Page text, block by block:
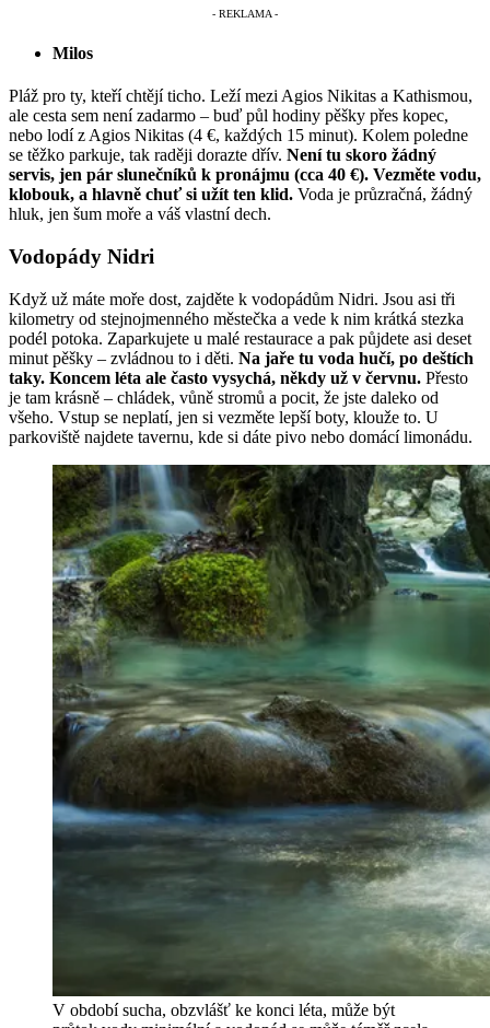
Milos
Pláž pro ty, kteří chtějí ticho. Leží mezi Agios Nikitas a Kathismou,
ale cesta sem není zadarmo – buď půl hodiny pěšky přes kopec,
nebo lodí z Agios Nikitas (4 €, každých 15 minut). Kolem poledne
se těžko parkuje, tak raději dorazte dřív. Není tu skoro žádný
servis, jen pár slunečníků k pronájmu (cca 40 €). Vezměte vodu,
klobouk, a hlavně chuť si užít ten klid. Voda je průzračná, žádný
hluk, jen šum moře a váš vlastní dech.
Vodopády Nidri
Když už máte moře dost, zajděte k vodopádům Nidri. Jsou asi tři
kilometry od stejnojmenného městečka a vede k nim krátká stezka
podél potoka. Zaparkujete u malé restaurace a pak půjdete asi deset
minut pěšky – zvládnou to i děti. Na jaře tu voda hučí, po deštích
taky. Koncem léta ale často vysychá, někdy už v červnu. Přesto
je tam krásně – chládek, vůně stromů a pocit, že jste daleko od
všeho. Vstup se neplatí, jen si vezměte lepší boty, klouže to. U
parkoviště najdete tavernu, kde si dáte pivo nebo domácí limonádu.
V období sucha, obzvlášť ke konci léta, může být